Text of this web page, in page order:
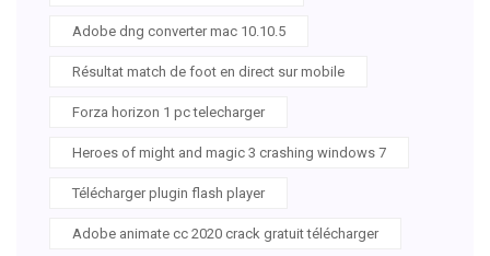
Adobe dng converter mac 10.10.5
Résultat match de foot en direct sur mobile
Forza horizon 1 pc telecharger
Heroes of might and magic 3 crashing windows 7
Télécharger plugin flash player
Adobe animate cc 2020 crack gratuit télécharger